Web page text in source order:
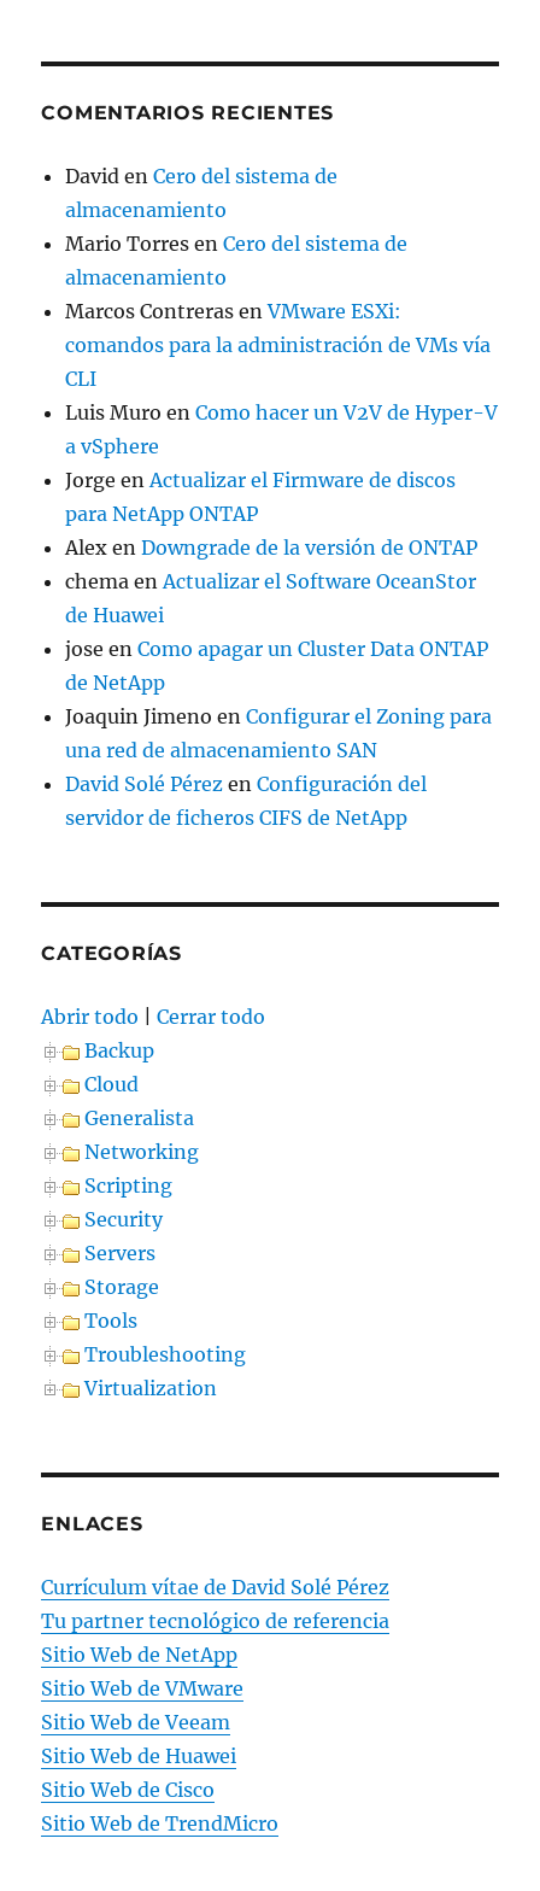
COMENTARIOS RECIENTES
David enCero del sistema de
almacenamiento
Mario Torres enCero del sistema de
almacenamiento
Marcos Contreras enVMware ESXi:
comandos para la administración de VMs vía
CLI
Luis Muro enComo hacer un V2V de Hyper-V
a vSphere
Jorge enActualizar el Firmware de discos
para NetApp ONTAP
Alex enDowngrade de la versión de ONTAP
chema enActualizar el Software OceanStor
de Huawei
jose enComo apagar un Cluster Data ONTAP
de NetApp
Joaquin Jimeno enConfigurar el Zoning para
una red de almacenamiento SAN
David Solé Pérez enConfiguración del
servidor de ficheros CIFS de NetApp
CATEGORÍAS
Abrir todo |Cerrar todo
Backup
Cloud
Generalista
Networking
Scripting
Security
Servers
Storage
Tools
Troubleshooting
Virtualization
ENLACES
Currículum vítae de David Solé Pérez
Tu partner tecnológico de referencia
Sitio Web de NetApp
Sitio Web de VMware
Sitio Web de Veeam
Sitio Web de Huawei
Sitio Web de Cisco
Sitio Web de TrendMicro